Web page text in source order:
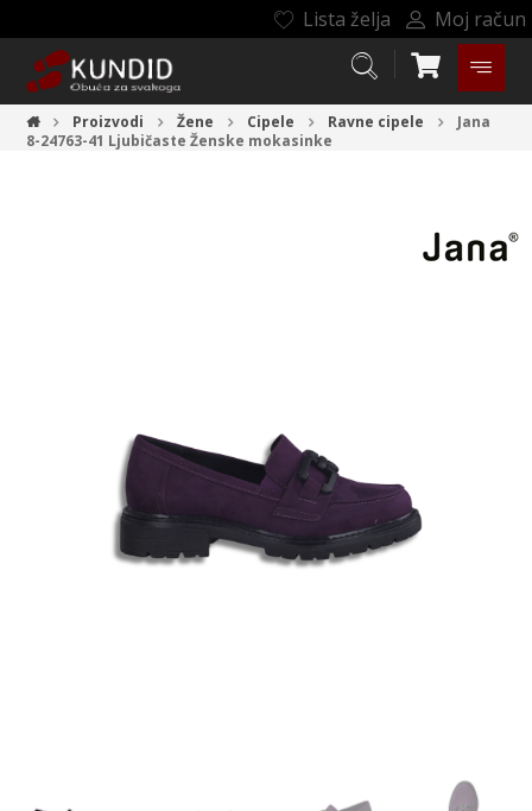
Lista želja Moj račun
Proizvodi Žene Cipele Ravne cipele
Jana
8-24763-41 LjubičasteŽenske mokasinke